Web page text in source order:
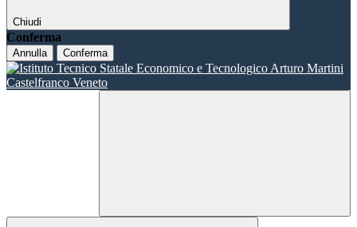
Chiudi
Conferma
Annulla Conferma